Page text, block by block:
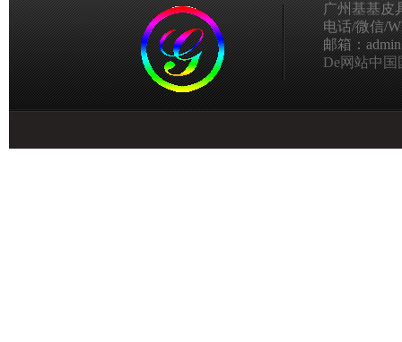
广州基基皮
电话/微信/
邮箱：
De网站中国